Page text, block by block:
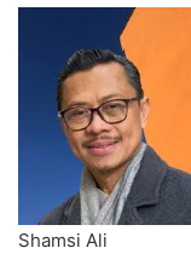
Shamsi Ali